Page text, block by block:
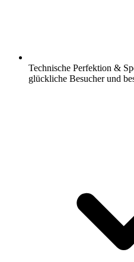
Technische Perfektion &
glückliche Besucher und